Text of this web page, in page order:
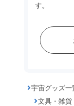
す。
宇宙グッズ一
文具・雑貨